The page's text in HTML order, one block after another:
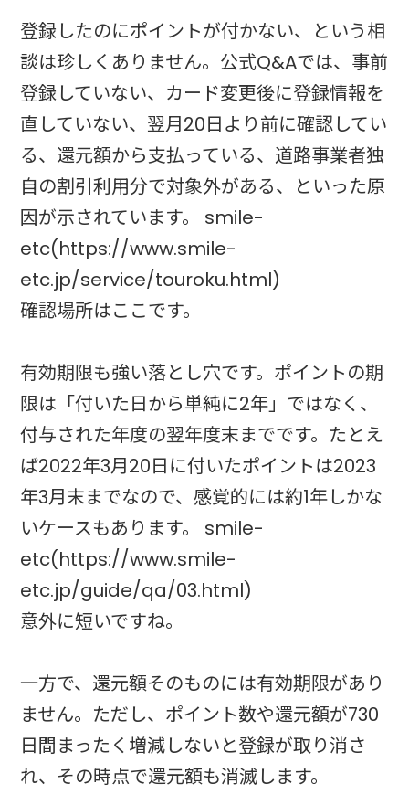
登録したのにポイントが付かない、という相
談は珍しくありません。公式Q&Aでは、事前
登録していない、カード変更後に登録情報を
直していない、翌月20日より前に確認してい
る、還元額から支払っている、道路事業者独
自の割引利用分で対象外がある、といった原
因が示されています。 smile-
etc(https://www.smile-
etc.jp/service/touroku.html)
確認場所はここです。
有効期限も強い落とし穴です。ポイントの期
限は「付いた日から単純に2年」ではなく、
付与された年度の翌年度末までです。たとえ
ば2022年3月20日に付いたポイントは2023
年3月末までなので、感覚的には約1年しかな
いケースもあります。 smile-
etc(https://www.smile-
etc.jp/guide/qa/03.html)
意外に短いですね。
一方で、還元額そのものには有効期限があり
ません。ただし、ポイント数や還元額が730
日間まったく増減しないと登録が取り消さ
れ、その時点で還元額も消滅します。